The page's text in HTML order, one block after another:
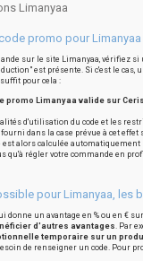
Limanyaa
promo pour Limanyaa
sur le site Limanyaa, vérifiez si
est présente. Si c'est le cas,
pour cela :
promo Limanyaa valide sur
d'utilisation du code et les
fourni dans la case prévue à cet
est alors calculée automatiquement
qu'à régler votre commande en
pour Limanyaa, les
donne un avantage en % ou en €
d'autres avantages. Par
temporaire sur un
de renseigner un code. Pour